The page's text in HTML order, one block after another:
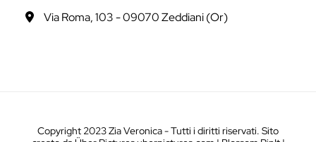
Via Roma, 103 - 09070 Zeddiani (Or)
Copyright 2023 Zia Veronica - Tutti i diritti riservati. Sito